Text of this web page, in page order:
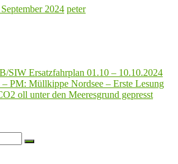
2024 peter
SIW Ersatzfahrplan 01.10 – 10.10.2024
PM: Müllkippe Nordsee – Erste Lesung
oll unter den Meeresgrund gepresst